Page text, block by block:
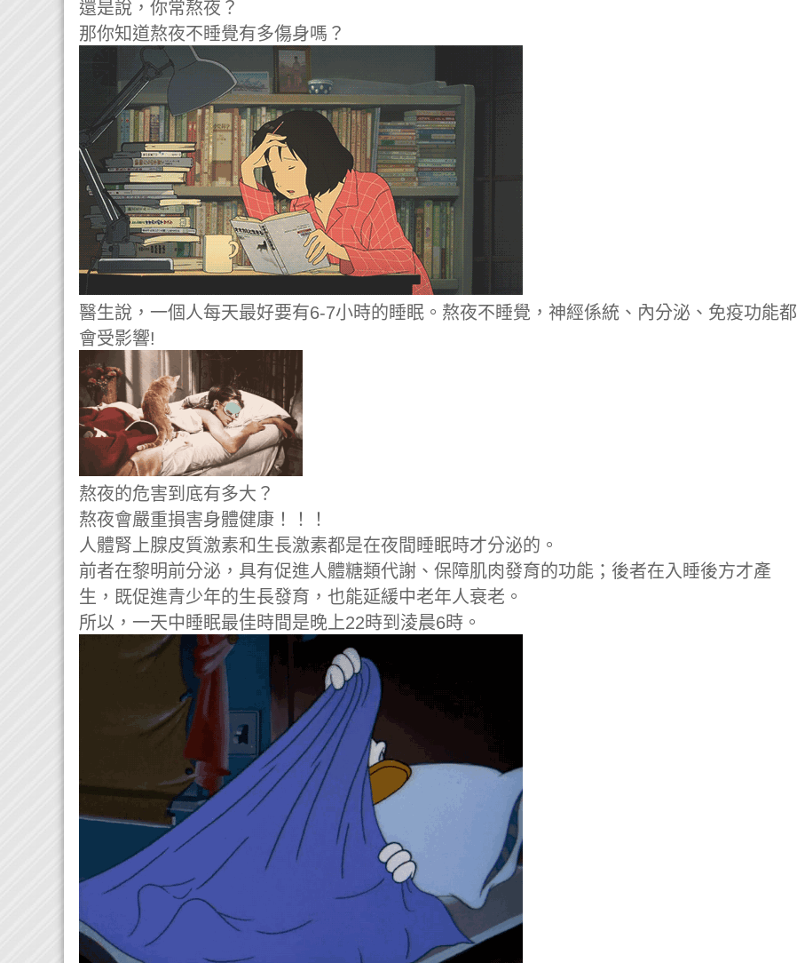
還是說，你常熬夜？
那你知道熬夜不睡覺有多傷身嗎？
醫生說，一個人每天最好要有6-7小時的睡眠。 熬夜不睡覺，神經係統、內分泌、免疫功能都
會受影響!
熬夜的危害到底有多大？
熬夜會嚴重損害身體健康！！！
人體腎上腺皮質激素和生長激素都是在夜間睡眠時才分泌的。
前者在黎明前分泌，具有促進人體糖類代謝、保障肌肉發育的功能；後者在入睡後方才產
生，既促進青少年的生長發育，也能延緩中老年人衰老。
所以，一天中睡眠最佳時間是晚上22時到淩晨6時。